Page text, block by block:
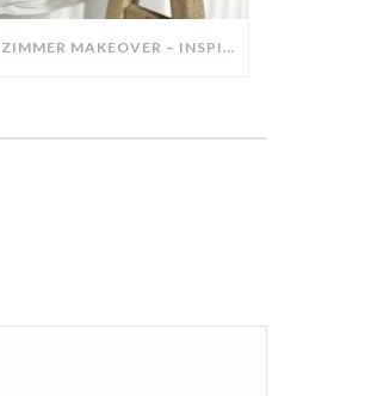
SCHLAFZIMMER MAKEOVER – INSPIRATION FÜR DEIN SCHLAFZIMMER: AUS ALT MACH NEU – HELL, GEMÜTLICH UND EINLADEND